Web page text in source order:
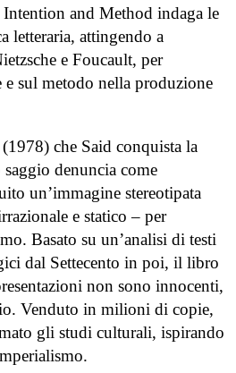
and Method indaga le
letteraria, attingendo a
e Foucault, per
sul metodo nella produzione
che Said conquista la
denuncia come
un’immagine stereotipata
e statico – per
Basato su un’analisi di testi
dal Settecento in poi, il libro
non sono innocenti,
Venduto in milioni di copie,
gli studi culturali, ispirando